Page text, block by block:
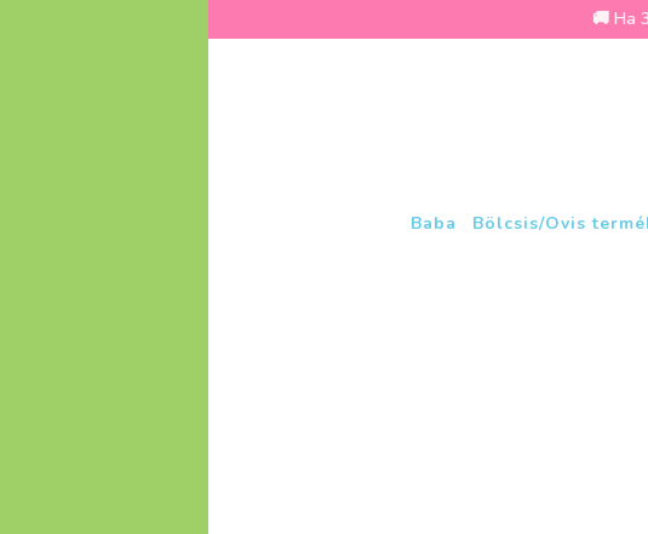
🚚 Ha
Baba Bölcsis/Ovis